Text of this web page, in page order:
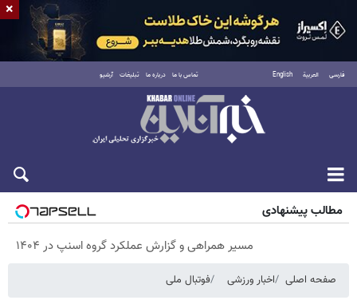
فارسی العربية English تماس با ما درباره ما تبلیغات آرشیو
پنجشنبه ۱۵ مرداد ۱۴۰۵
مطالب پیشنهادی
مسیر همراهی و گزارش عملکرد گروه اسنپ در ۱۴۰۴
صفحه اصلی اخبار ورزشی فوتبال ملی
×